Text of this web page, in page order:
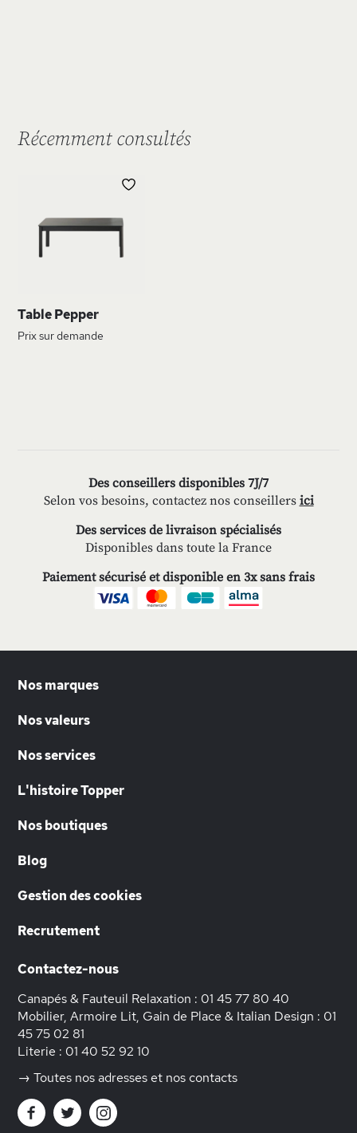
Récemment consultés
Table Pepper
Prix sur demande
Des conseillers disponibles 7J/7
Selon vos besoins, contactez nos conseillers ici
Des services de livraison spécialisés
Disponibles dans toute la France
Paiement sécurisé et disponible en 3x sans frais
Nos marques
Nos valeurs
Nos services
L'histoire Topper
Nos boutiques
Blog
Gestion des cookies
Recrutement
Contactez-nous
Canapés & Fauteuil Relaxation : 01 45 77 80 40
Mobilier, Armoire Lit, Gain de Place & Italian Design : 01
45 75 02 81
Literie : 01 40 52 92 10
→ Toutes nos adresses et nos contacts